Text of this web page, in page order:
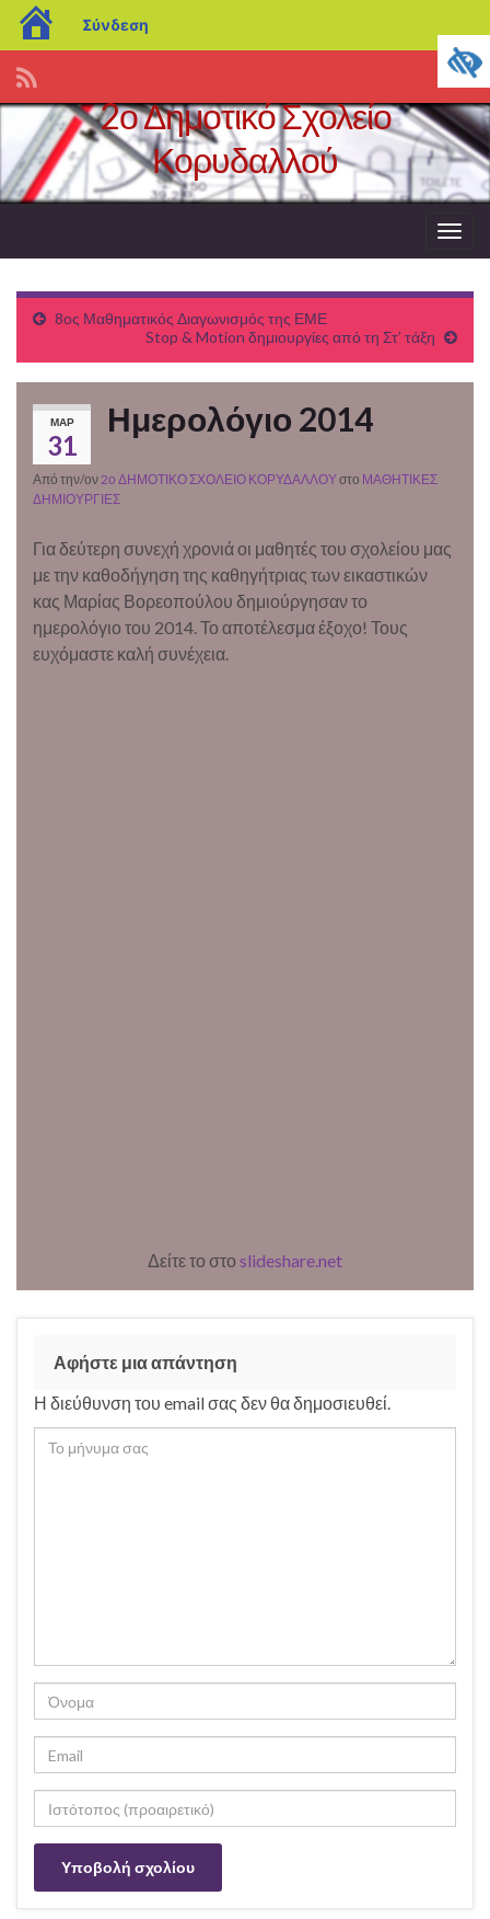
blogs.sch.gr
Σύνδεση
2ο Δημοτικό Σχολείο
Κορυδαλλού
8ος Μαθηματικός Διαγωνισμός της ΕΜΕ
Stop & Motion δημιουργίες από τη Στ’ τάξη
ΜΑΡ
31
Ημερολόγιο 2014
Από την/ον2ο ΔΗΜΟΤΙΚΟ ΣΧΟΛΕΙΟ ΚΟΡΥΔΑΛΛΟΥστο ΜΑΘΗΤΙΚΕΣ
ΔΗΜΙΟΥΡΓΙΕΣ
Για δεύτερη συνεχή χρονιά οι μαθητές του σχολείου μας
με την καθοδήγηση της καθηγήτριας των εικαστικών
κας Μαρίας Βορεοπούλου δημιούργησαν το
ημερολόγιο του 2014. Το αποτέλεσμα έξοχο! Τους
ευχόμαστε καλή συνέχεια.
Δείτε το στο slideshare.net
Αφήστε μια απάντηση
Η διεύθυνση του email σας δεν θα δημοσιευθεί.